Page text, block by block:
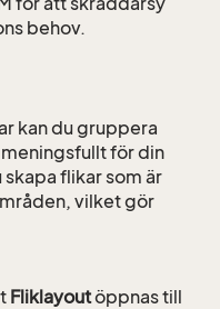
behov.
kan du gruppera
för din
flikar som är
vilket gör
Fliklayoutöppnas till